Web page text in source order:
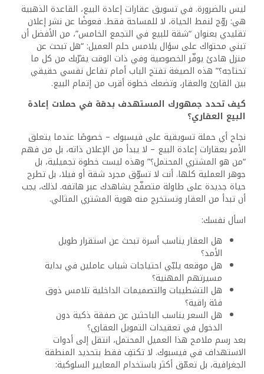
ليس بالضرورة. في تسويق عقارات إعادة البيع، القاعدة الذهبية
هي: روّج لنمط الحياة، لا للمساحة فقط. فعوضًا عن نشر إعلان
تقليدي بعنوان “شقة للبيع في التجمع الخامس”، من الأفضل أن
تبني محتواك على سؤال يلامس حلم العميل: “هل تبحث عن
منزل هادئ يوفّر الخصوصية وفي ذات الوقت يقرّبك من كل ما
تحتاجه؟” هذه الصيغة تفتح الباب أمام تفاعل نفسي حقيقي
بين القارئ والعقار، وتضعك خطوة أقرب من إتمام البيع.
كيف تحدد جمهورك المستهدف بدقة في حملات إعادة
البيع العقاري؟
نجاح أي حملة تسويقية على فيسبوك – خصوصًا عندما يتعلق
الأمر بعقارات إعادة البيع – لا يبدأ من الإعلان ذاته، بل من فهم
“من هو المشتري المحتمل؟” وهذه ليست خطوة تجميلية، بل
جوهر العملية كلها. أنت لا تسوّق مجرد شقة أو فيلا، بل تطرح
حياة جديدة على طاولة متصفّح يشاهدك عبر هاتفه. لذلك، يجب
أن تبدأ من العقار وتستخرج منه هوية المشتري المثالي.
اسأل نفسك:
هل العقار يناسب أسرة تبحث عن استقرار طويل
الأمد؟
هل موقعه يلبّي احتياجات شباب عاملين في بداية
مسيرتهم المهنية؟
هل التشطيبات والتصميمات الداخلية تلامس ذوق
فئة راقية؟
هل السعر يناسب الباحثين عن صفقة ذكية دون
الدخول في تعقيدات التمويل العقاري؟
بعد رسم ملامح هذا العميل المحتمل، انتقل إلى أدوات
الاستهداف في فيسبوك. لا تكتفِ فقط بتحديد المنطقة
الجغرافية، بل تعمّق أكثر باستخدام المعايير السلوكية: